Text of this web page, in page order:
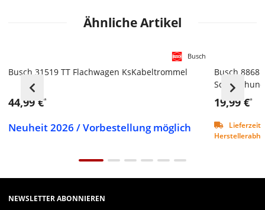
Ähnliche Artikel
Busch 31519 TT Flachwagen KsKabeltrommel
44,99 €*
Neuheit 2026 / Vorbestellung möglich
Busch
Busch 8868
Schäferhund
19,99 €*
Lieferzeit
NEWSLETTER ABONNIEREN